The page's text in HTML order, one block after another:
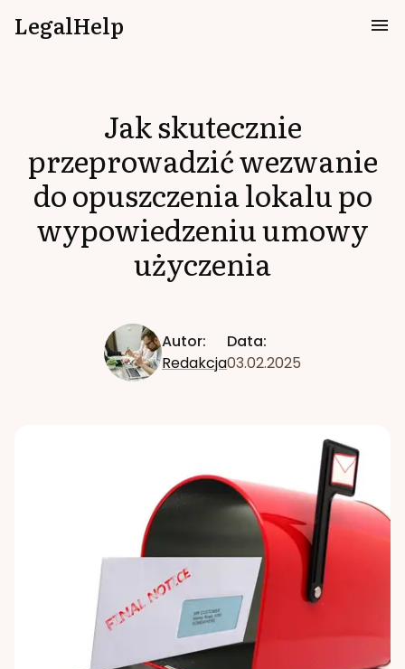
LegalHelp
Jak skutecznie
przeprowadzić wezwanie
do opuszczenia lokalu po
wypowiedzeniu umowy
użyczenia
Autor:
Redakcja
Data:
03.02.2025